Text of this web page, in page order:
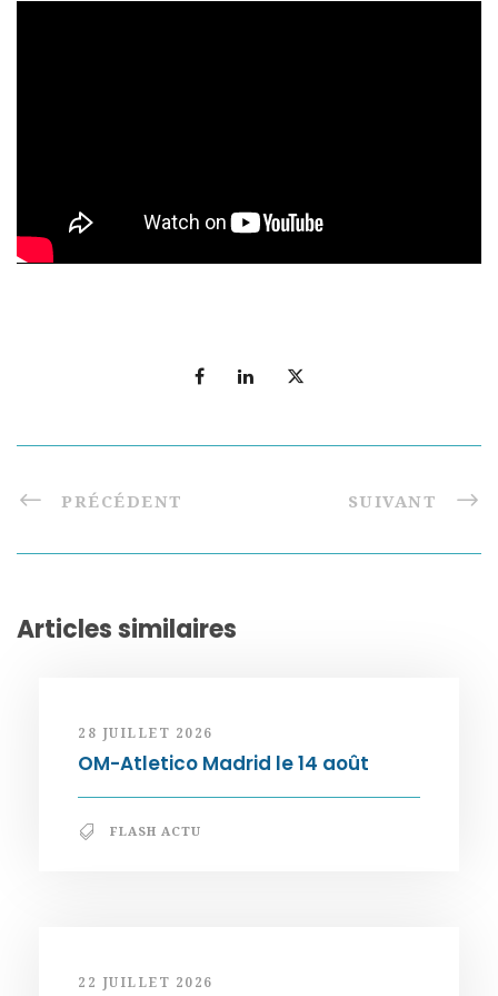
PRÉCÉDENT SUIVANT
Articles similaires
28 JUILLET 2026
OM-Atletico Madrid le 14 août
FLASH ACTU
22 JUILLET 2026